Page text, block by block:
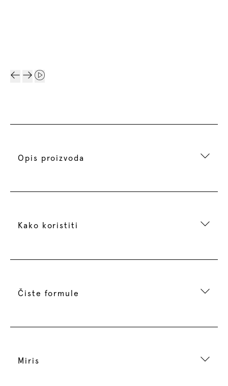
Opis proizvoda
Kako koristiti
Čiste formule
Miris